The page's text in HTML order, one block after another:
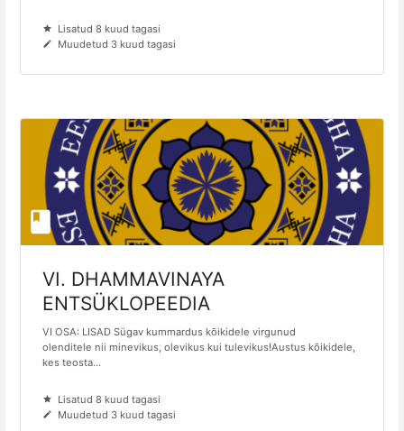
Lisatud 8 kuud tagasi
Muudetud 3 kuud tagasi
VI. DHAMMAVINAYA
ENTSÜKLOPEEDIA
VI OSA: LISAD Sügav kummardus kõikidele virgunud
olenditele nii minevikus, olevikus kui tulevikus!Austus kõikidele,
kes teosta...
Lisatud 8 kuud tagasi
Muudetud 3 kuud tagasi